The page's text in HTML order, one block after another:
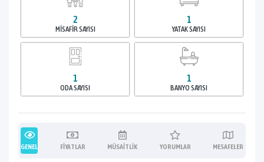
2
MISAFIR SAYISI
1
YATAK SAYISI
1
ODA SAYISI
1
BANYO SAYISI
GENEL FIYATLAR MÜSAITLIK YORUMLAR MESAFELER